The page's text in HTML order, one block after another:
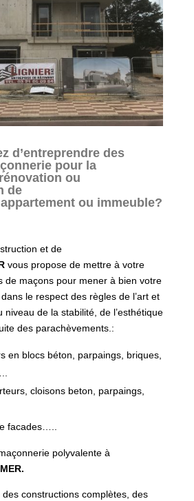
d’entreprendre des
pour la
ou
de
ou immeuble?
et de
vous propose de mettre à votre
de maçons pour mener à bien votre
dans le respect des règles de l’art et
niveau de la stabilité, de l’esthétique
des parachèvements.:
en blocs béton, parpaings, briques,
cloisons beton, parpaings,
facades…..
polyvalente à
constructions complètes, des